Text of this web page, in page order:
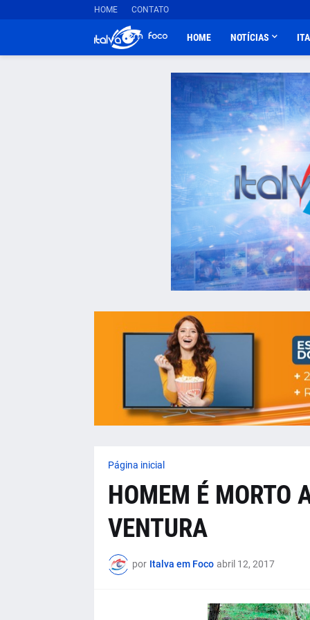
HOME CONTATO
HOME NOTÍCIAS
Página inicial
HOMEM É MORTO
VENTURA
por Italva em Foco abril 12, 2017